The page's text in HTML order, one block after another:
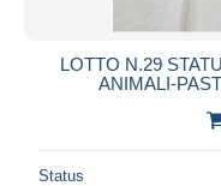
LOTTO N.29
ANIMALI-
Status